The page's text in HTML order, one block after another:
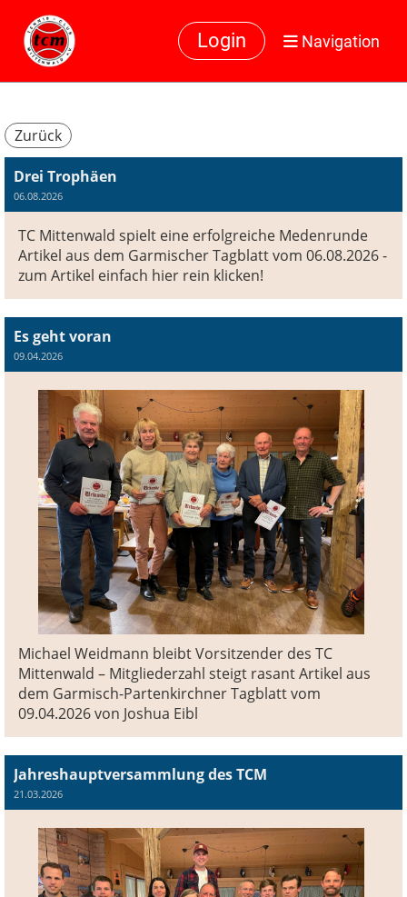
Login Navigation
Zurück
Drei Trophäen
06.08.2026
TC Mittenwald spielt eine erfolgreiche Medenrunde
Artikel aus dem Garmischer Tagblatt vom 06.08.2026 -
zum Artikel einfach hier rein klicken!
Es geht voran
09.04.2026
Michael Weidmann bleibt Vorsitzender des TC
Mittenwald – Mitgliederzahl steigt rasant Artikel aus
dem Garmisch-Partenkirchner Tagblatt vom
09.04.2026 von Joshua Eibl
Jahreshauptversammlung des TCM
21.03.2026